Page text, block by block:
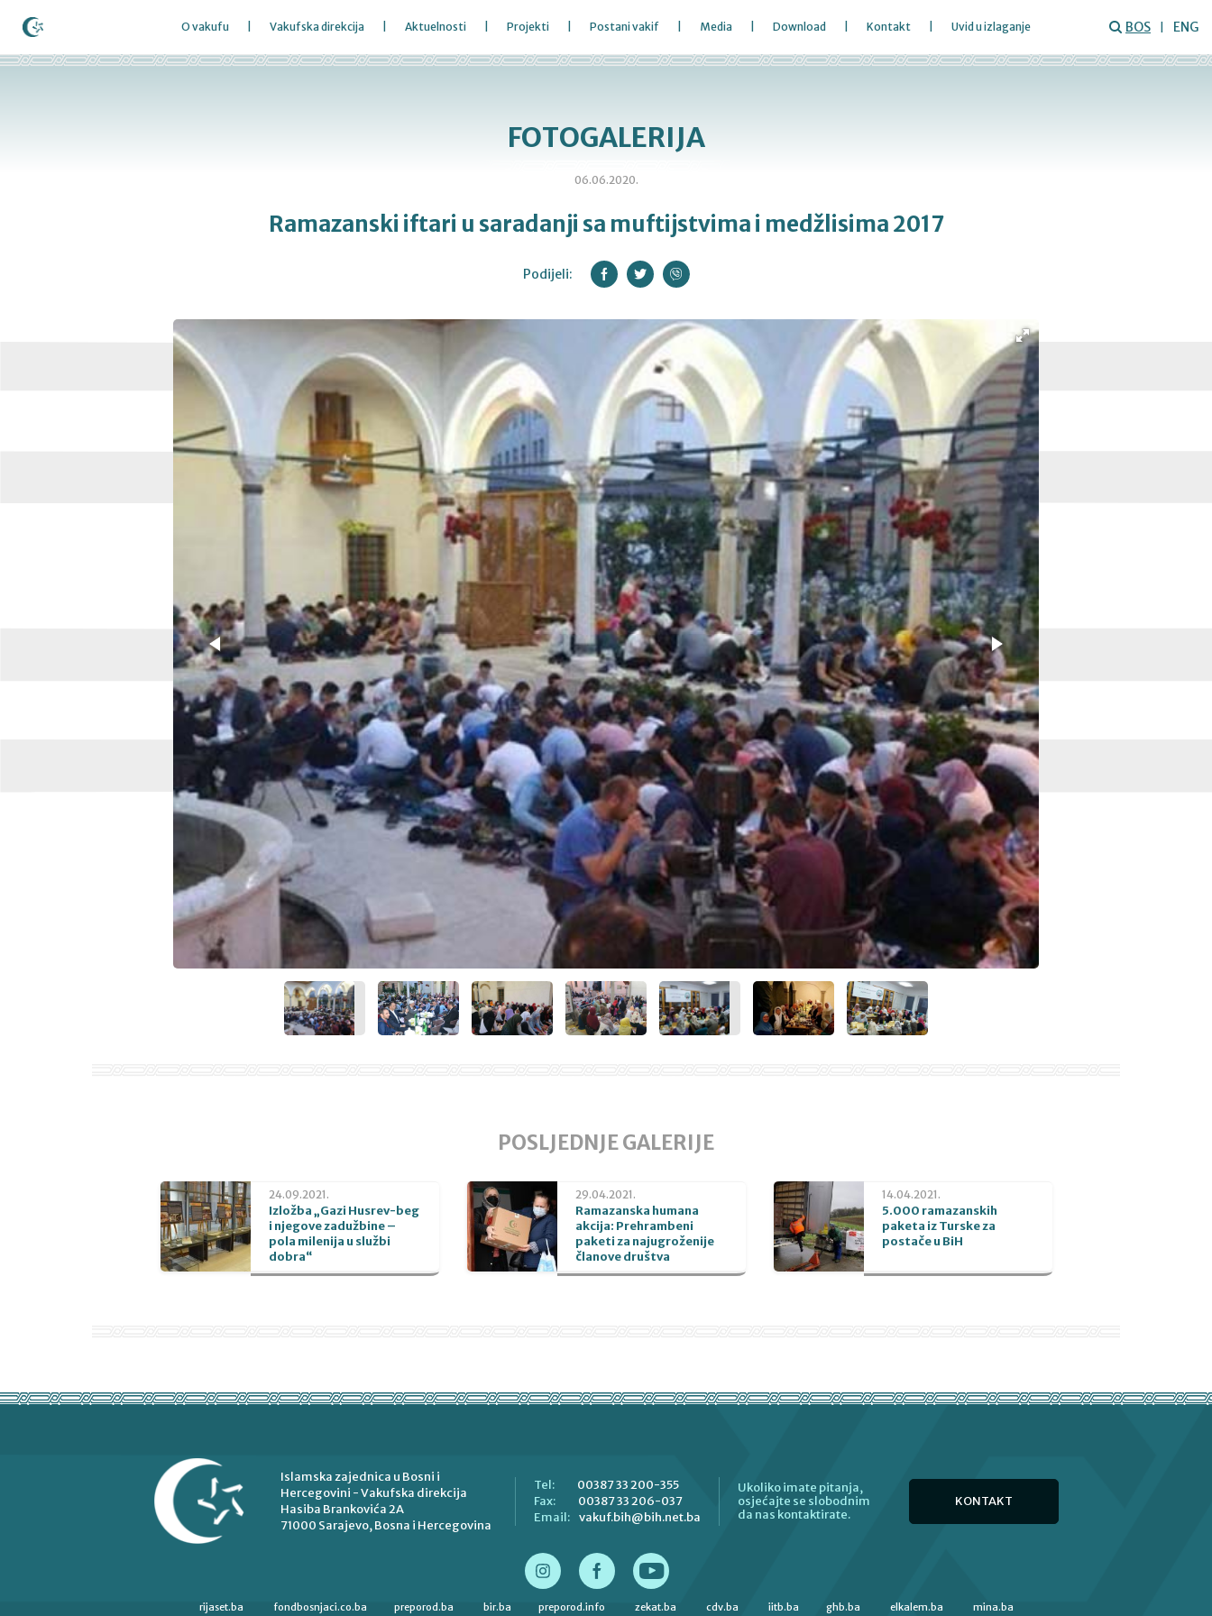
O vakufu Vakufska direkcija Aktuelnosti Projekti Postani vakif Media Download Kontakt Uvid u izlaganje BOS ENG
FOTOGALERIJA
06.06.2020.
Ramazanski iftari u saradanji sa muftijstvima i medžlisima 2017
Podijeli:
POSLJEDNJE GALERIJE
24.09.2021.
Izložba „Gazi Husrev-beg
i njegove zadužbine –
pola milenija u službi
dobra“
29.04.2021.
Ramazanska humana
akcija: Prehrambeni
paketi za najugroženije
članove društva
14.04.2021.
5.000 ramazanskih
paketa iz Turske za
postače u BiH
Islamska zajednica u Bosni i
Hercegovini - Vakufska direkcija
Hasiba Brankovića 2A
71000 Sarajevo, Bosna i Hercegovina
Tel:
00387 33 200-355
Fax:
00387 33 206-037
Email:
vakuf.bih@bih.net.ba
Ukoliko imate pitanja,
osjećajte se slobodnim
da nas kontaktirate.
KONTAKT
rijaset.ba fondbosnjaci.co.ba preporod.ba bir.ba preporod.info zekat.ba cdv.ba iitb.ba ghb.ba elkalem.ba mina.ba